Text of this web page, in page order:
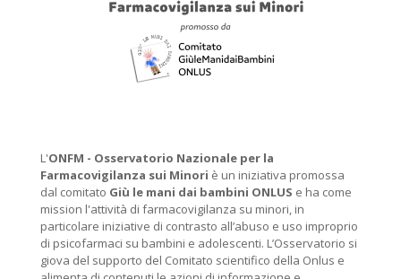
L'ONFM - Osservatorio Nazionale per la
Farmacovigilanza sui Minori è un iniziativa promossa
dal comitato Giù le mani dai bambini ONLUS e ha come
mission l'attività di farmacovigilanza su minori, in
particolare iniziative di contrasto all’abuso e uso improprio
di psicofarmaci su bambini e adolescenti. L’Osservatorio si
giova del supporto del Comitato scientifico della Onlus e